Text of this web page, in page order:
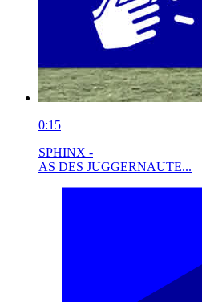
0:15
SPHINX -
AS DES JUGGERNAUTE...